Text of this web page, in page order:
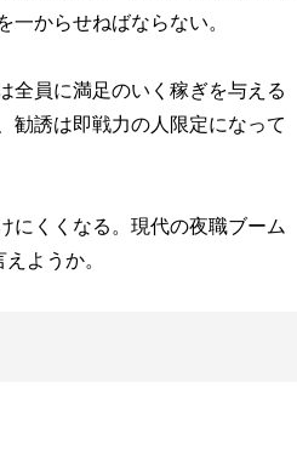
からせねばならない。
全員に満足のいく稼ぎを与える
勧誘は即戦力の人限定になって
にくくなる。現代の夜職ブーム
ようか。